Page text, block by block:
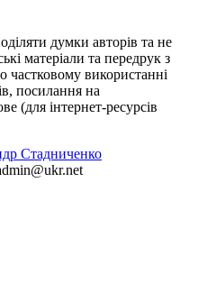
думки авторів та не
матеріали та передрук з
частковому використанні
посилання на
(для інтернет-ресурсів
Стадниченко